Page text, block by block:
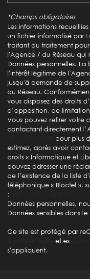
statistiques
Nombre d'habitants
Propriétaires (vs.
Taxe habitation
Taxe foncière
Habitants de moins
Habitants de 25 à 55
Habitants de plus
Nombre d'enfants
Familles sans enfant
Familles avec 1 ou
Maisons
Familles avec 3
*Champs obligatoires
Les informations
un fichier informatisé par
traitant du traitement
l'Agence / du Réseau qui
Données personnelles.
l'intérêt légitime de
jusqu'à demande de
au Réseau.
vous disposez des droits
d’opposition, de
Vous pouvez retirer votre
contactant directement
pour plus
estimez, après avoir
droits « Informatique et
pouvez adresser une
de l’existence de la liste
téléphonique « Bloctel »,
:
Données personnelles,
Données sensibles dans
Ce site est protégé par
et es
s'appliquent.